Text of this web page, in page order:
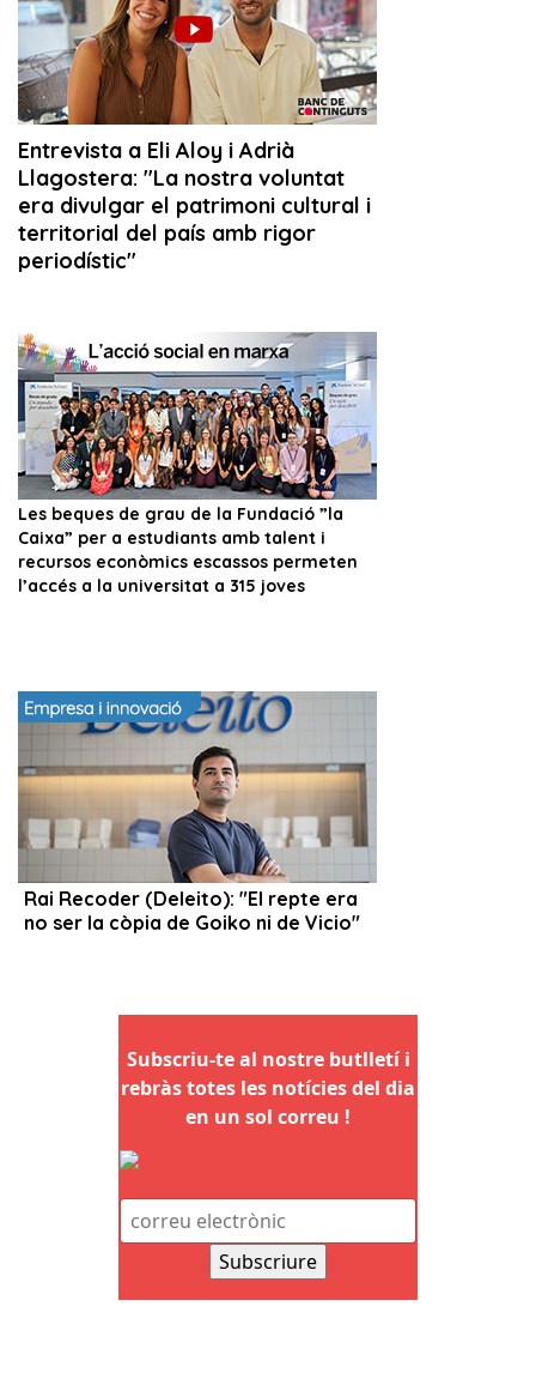
Subscriu-te al nostre butlletí i
rebràs totes les notícies del dia
en un sol correu !